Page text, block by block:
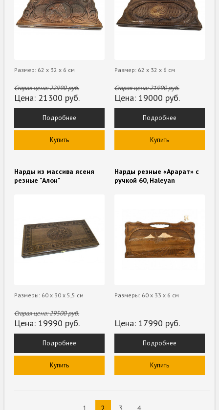
Размер: 62 х 32 х 6 см
Старая цена:22990руб.
Цена: 21300 руб.
Подробнее
Купить
Размер: 62 х 32 х 6 см
Старая цена:21990руб.
Цена: 19000 руб.
Подробнее
Купить
Нарды из массива ясеня
резные "Алон"
Размеры: 60 х 30 х 5,5 см
Старая цена:29500руб.
Цена: 19990 руб.
Подробнее
Купить
Нарды резные «Арарат» с
ручкой 60, Haleyan
Размеры: 60 x 33 x 6 cм
Цена: 17990 руб.
Подробнее
Купить
1 2 3 4